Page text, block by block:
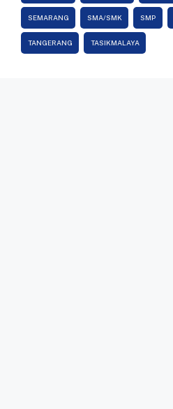
SEMARANG SMA/SMK SMP
TANGERANG TASIKMALAYA